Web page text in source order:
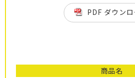
PDF ダウンロ
商品名